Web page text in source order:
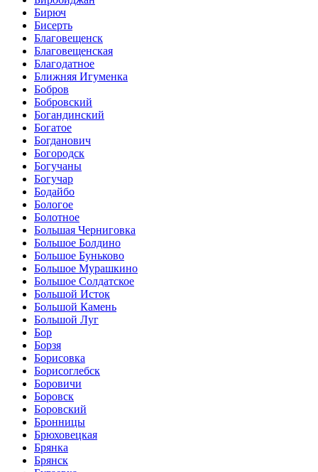
Бирюч
Бисерть
Благовещенск
Благовещенская
Благодатное
Ближняя Игуменка
Бобров
Бобровский
Богандинский
Богатое
Богданович
Богородск
Богучаны
Богучар
Бодайбо
Бологое
Болотное
Большая Черниговка
Большое Болдино
Большое Буньково
Большое Мурашкино
Большое Солдатское
Большой Исток
Большой Камень
Большой Луг
Бор
Борзя
Борисовка
Борисоглебск
Боровичи
Боровск
Боровский
Бронницы
Брюховецкая
Брянка
Брянск